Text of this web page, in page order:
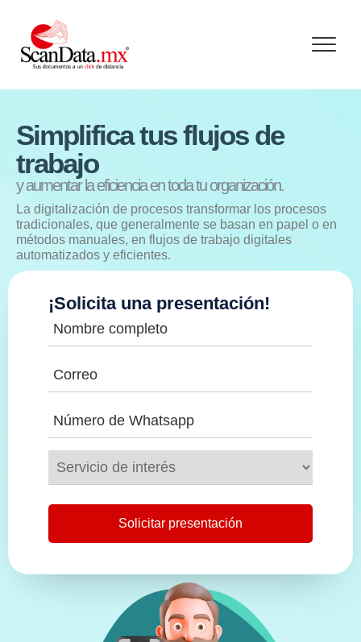
content
Simplifica tus flujos de
trabajo
y aumentar la eficiencia en toda tu organización.
La digitalización de procesos transformar los procesos
tradicionales, que generalmente se basan en papel o en
métodos manuales, en flujos de trabajo digitales
automatizados y eficientes.
¡Solicita una presentación!